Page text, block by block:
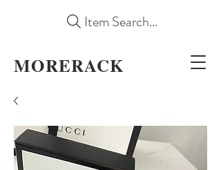
MORERACK
Item Search...